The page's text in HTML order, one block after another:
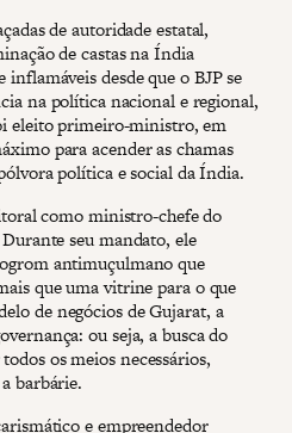
de autoridade estatal,
de castas na Índia
desde que o BJP se
na política nacional e regional,
eleito primeiro-ministro, em
para acender as chamas
política e social da Índia.
como ministro-chefe do
seu mandato, ele
antimuçulmano que
que uma vitrine para o que
de negócios de Gujarat, a
ou seja, a busca do
os meios necessários,
barbárie.
e empreendedor